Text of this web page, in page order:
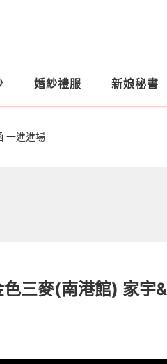
婚紗禮服 新娘秘書
一進進場
三麥(南港館) 家宇